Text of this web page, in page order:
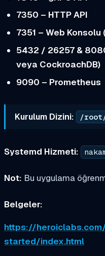
7350 – HTTP API
7351 – Web Konsolu
5432 / 26257 &
veya CockroachDB)
9090 – Prometheus
Kurulum Dizini: /root/
Systemd Hizmeti:
Not: Bu uygulama
Belgeler:
https://
started/index.html